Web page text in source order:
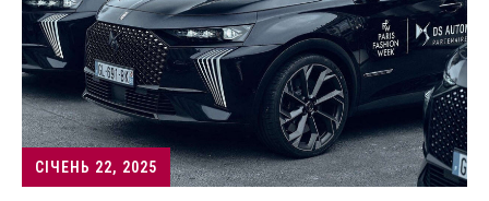
CІЧЕНЬ 22, 2025